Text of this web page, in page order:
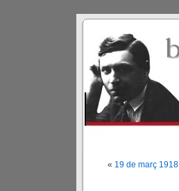
« 19 de març 1918